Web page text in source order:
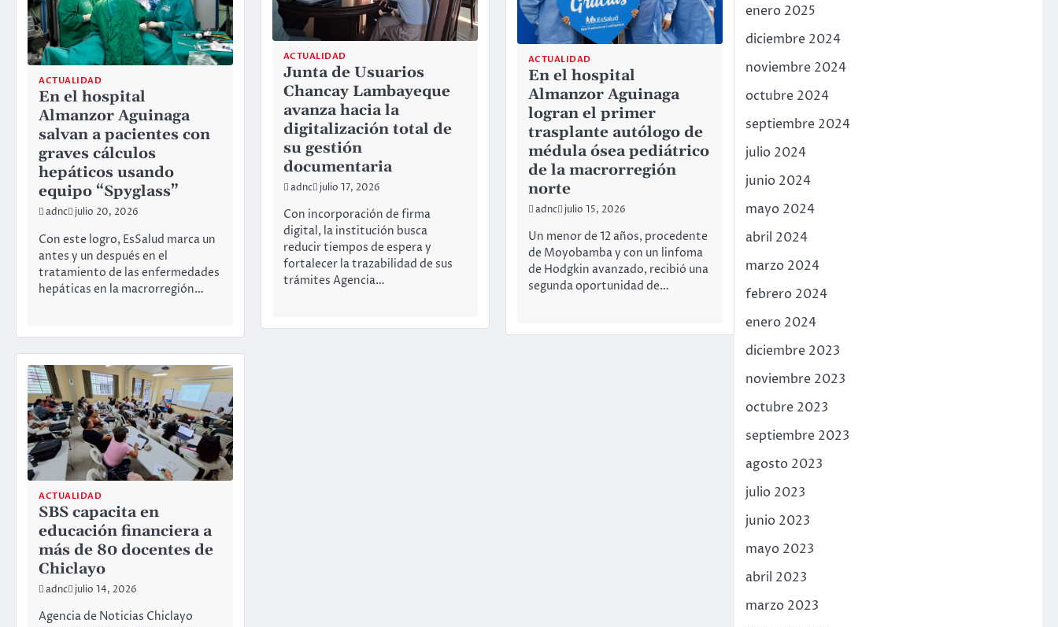
ACTUALIDAD
En el hospital
Almanzor Aguinaga
salvan a pacientes con
graves cálculos
hepáticos usando
equipo “Spyglass”
adnc julio 20, 2026
Con este logro, EsSalud marca un
antes y un después en el
tratamiento de las enfermedades
hepáticas en la macrorregión…
ACTUALIDAD
Junta de Usuarios
Chancay Lambayeque
avanza hacia la
digitalización total de
su gestión
documentaria
adnc julio 17, 2026
Con incorporación de firma
digital, la institución busca
reducir tiempos de espera y
fortalecer la trazabilidad de sus
trámites Agencia…
ACTUALIDAD
En el hospital
Almanzor Aguinaga
logran el primer
trasplante autólogo de
médula ósea pediátrico
de la macrorregión
norte
adnc julio 15, 2026
Un menor de 12 años, procedente
de Moyobamba y con un linfoma
de Hodgkin avanzado, recibió una
segunda oportunidad de…
ACTUALIDAD
SBS capacita en
educación financiera a
más de 80 docentes de
Chiclayo
adnc julio 14, 2026
Agencia de Noticias Chiclayo
enero 2025
diciembre 2024
noviembre 2024
octubre 2024
septiembre 2024
julio 2024
junio 2024
mayo 2024
abril 2024
marzo 2024
febrero 2024
enero 2024
diciembre 2023
noviembre 2023
octubre 2023
septiembre 2023
agosto 2023
julio 2023
junio 2023
mayo 2023
abril 2023
marzo 2023